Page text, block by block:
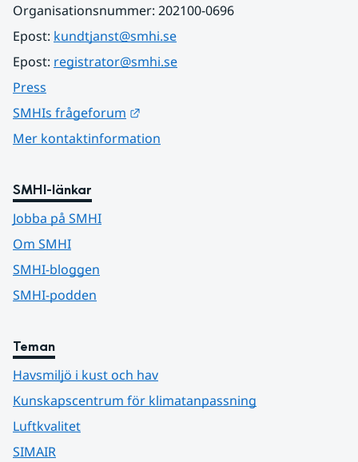
Organisationsnummer: 202100-0696
Epost: kundtjanst@smhi.se
Epost: registrator@smhi.se
Press
SMHIs frågeforum
Mer kontaktinformation
SMHI-länkar
Jobba på SMHI
Om SMHI
SMHI-bloggen
SMHI-podden
Teman
Havsmiljö i kust och hav
Kunskapscentrum för klimatanpassning
Luftkvalitet
SIMAIR